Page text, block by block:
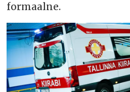
formaalne.